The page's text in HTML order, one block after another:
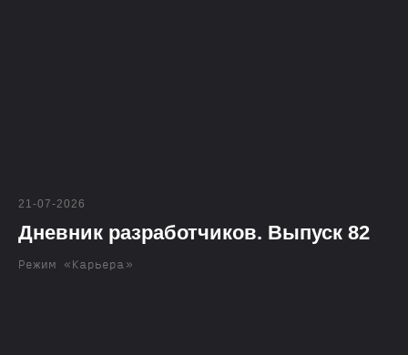
21-07-2026
Дневник разработчиков. Выпуск 82
Режим «Карьера»